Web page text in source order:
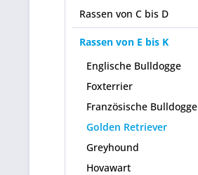
Rassen von C bis D
Rassen von E bis K
Englische Bulldogge
Foxterrier
Französische Bulldogge
Golden Retriever
Greyhound
Hovawart